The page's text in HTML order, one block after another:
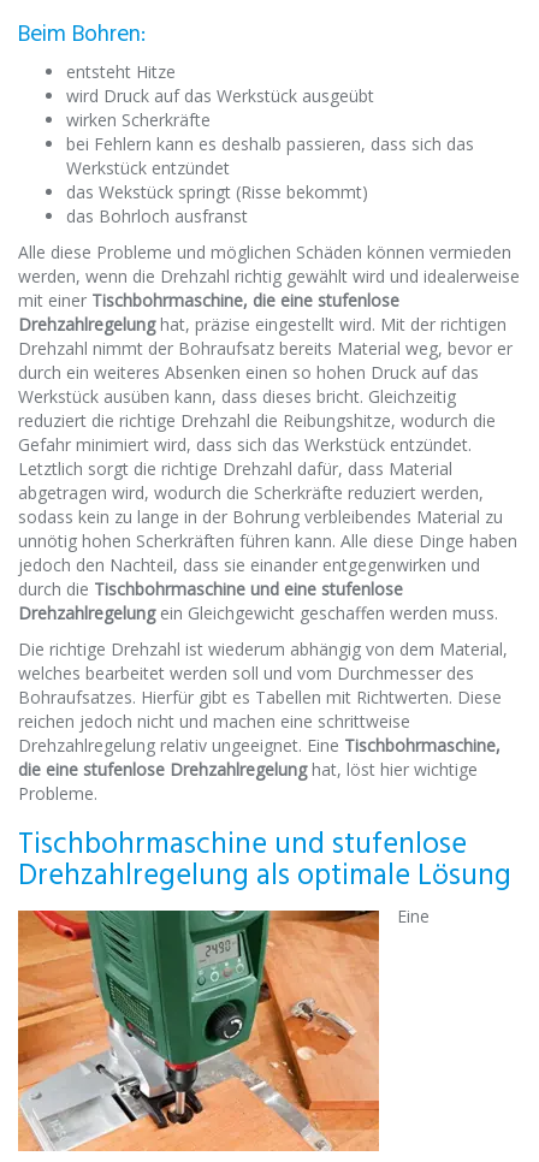
Beim Bohren:
entsteht Hitze
wird Druck auf das Werkstück ausgeübt
wirken Scherkräfte
bei Fehlern kann es deshalb passieren, dass sich das
Werkstück entzündet
das Wekstück springt (Risse bekommt)
das Bohrloch ausfranst
Alle diese Probleme und möglichen Schäden können vermieden
werden, wenn die Drehzahl richtig gewählt wird und idealerweise
mit einer Tischbohrmaschine, die eine stufenlose
Drehzahlregelunghat, präzise eingestellt wird. Mit der richtigen
Drehzahl nimmt der Bohraufsatz bereits Material weg, bevor er
durch ein weiteres Absenken einen so hohen Druck auf das
Werkstück ausüben kann, dass dieses bricht. Gleichzeitig
reduziert die richtige Drehzahl die Reibungshitze, wodurch die
Gefahr minimiert wird, dass sich das Werkstück entzündet.
Letztlich sorgt die richtige Drehzahl dafür, dass Material
abgetragen wird, wodurch die Scherkräfte reduziert werden,
sodass kein zu lange in der Bohrung verbleibendes Material zu
unnötig hohen Scherkräften führen kann. Alle diese Dinge haben
jedoch den Nachteil, dass sie einander entgegenwirken und
durch die Tischbohrmaschine und eine stufenlose
Drehzahlregelungein Gleichgewicht geschaffen werden muss.
Die richtige Drehzahl ist wiederum abhängig von dem Material,
welches bearbeitet werden soll und vom Durchmesser des
Bohraufsatzes. Hierfür gibt es Tabellen mit Richtwerten. Diese
reichen jedoch nicht und machen eine schrittweise
Drehzahlregelung relativ ungeeignet. Eine Tischbohrmaschine,
die eine stufenlose Drehzahlregelunghat, löst hier wichtige
Probleme.
Tischbohrmaschine und stufenlose
Drehzahlregelung als optimale Lösung
Eine